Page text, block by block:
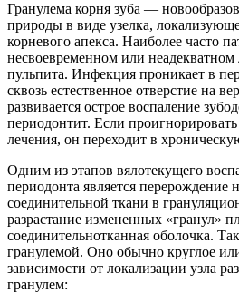
Гранулема корня зуба —
природы в виде узелка,
корневого апекса. Наиболее часто
несвоевременном или неадекватном
пульпита. Инфекция проникает в
сквозь естественное отверстие на
развивается острое воспаление
периодонтит. Если проигнорировать
лечения, он переходит в
Одним из этапов вялотекущего
периодонта является перерождение
соединительной ткани в
разрастание измененных «гранул»
соединительнотканная оболочка.
гранулемой. Оно обычно круглое
зависимости от локализации узла
гранулем: